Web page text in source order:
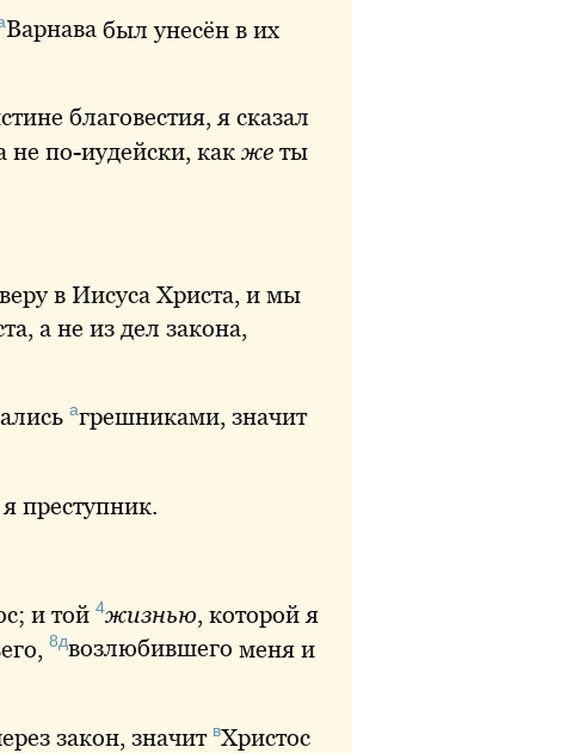
Варнава был унесён в их
благовестия, я сказал
не по-иудейски, как же ты
верув Иисуса Христа, и мы
а не из дел закона,
агрешниками, значит
преступник.
и той 4жизнью, которой я
8двозлюбившего меня и
закон, значит вХристос